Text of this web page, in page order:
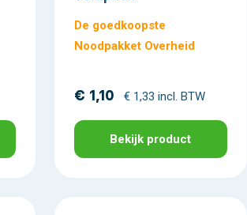
De goedkoopste
Noodpakket Overheid
€ 1,10 € 1,33 incl. BTW
Bekijk product